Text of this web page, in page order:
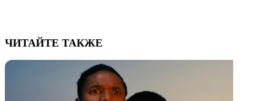
ЧИТАЙТЕ ТАКЖЕ